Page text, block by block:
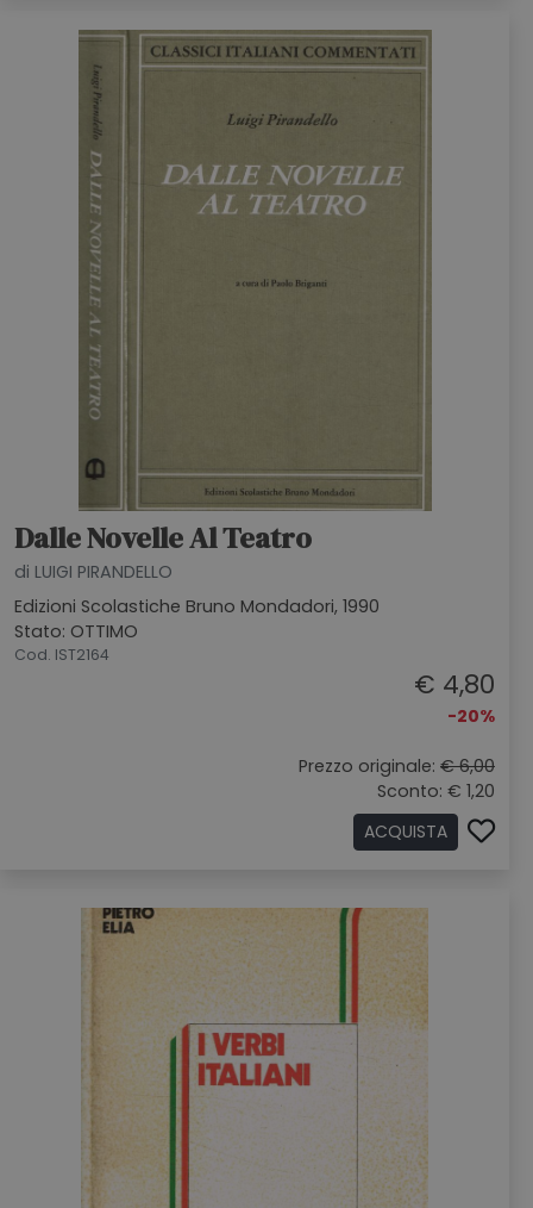
Dalle Novelle Al Teatro
di LUIGI PIRANDELLO
Edizioni Scolastiche Bruno Mondadori, 1990
Stato: OTTIMO
Cod. IST2164
€ 4,80
-20%
Prezzo originale: € 6,00
Sconto: € 1,20
ACQUISTA